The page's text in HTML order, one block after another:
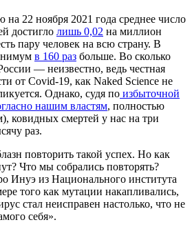
22 ноября 2021 года среднее число
достигло лишь 0,02 на миллион
пару человек на всю страну. В
в 160 раз больше. Во сколько
— неизвестно, ведь честная
от Covid-19, как Naked Science не
Однако, судя по избыточной
нашим властям, полностью
ковидных смертей у нас на три
раз.
повторить такой успех. Но как
Что мы собрались повторять?
Инуэ из Национального института
того как мутации накапливались,
стал неисправен настолько, что не
себя».